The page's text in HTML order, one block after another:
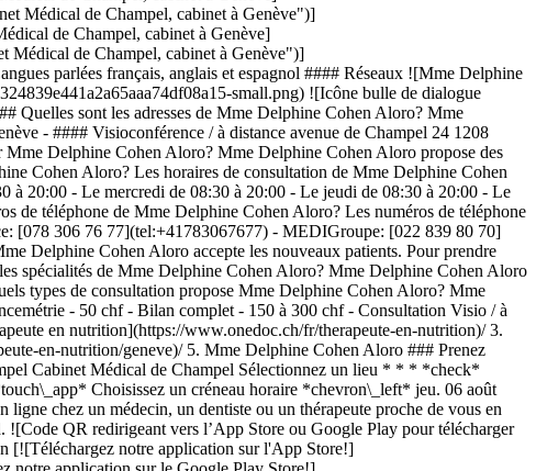
Médical de Champel, cabinet à Genève")]
de Champel, cabinet à Genève]
Médical de Champel, cabinet à Genève")]
parlées français, anglais et espagnol #### Réseaux ![Mme Delphine
small.png) ![Icône bulle de dialogue
Quelles sont les adresses de Mme Delphine Cohen Aloro? Mme
- #### Visioconférence / à distance avenue de Champel 24 1208
Delphine Cohen Aloro? Mme Delphine Cohen Aloro propose des
Cohen Aloro? Les horaires de consultation de Mme Delphine Cohen
20:00 - Le mercredi de 08:30 à 20:00 - Le jeudi de 08:30 à 20:00 - Le
de téléphone de Mme Delphine Cohen Aloro? Les numéros de téléphone
[078 306 76 77](tel:+41783067677) - MEDIGroupe: [022 839 80 70]
Delphine Cohen Aloro accepte les nouveaux patients. Pour prendre
spécialités de Mme Delphine Cohen Aloro? Mme Delphine Cohen Aloro
types de consultation propose Mme Delphine Cohen Aloro? Mme
- 50 chf - Bilan complet - 150 à 300 chf - Consultation Visio / à
médecine interne générale à Genève](https://www.onedoc.ch/fr/specialiste-en-medecine-interne-generale/geneve)[Réflexologue à Genève](https://www.onedoc.ch/fr/reflexologue/geneve)[Médecin-dentiste à Genève](https://www.onedoc.ch/fr/medecin-dentiste/geneve)[Acupuncteur à Genève](https://www.onedoc.ch/fr/acupuncteur/geneve)[Spécialiste en Médecine Traditionnelle Chinoise (MTC) à Genève](https://www.onedoc.ch/fr/specialiste-en-medecine-traditionnelle-chinoise-mtc/geneve)[Physiothérapeute du sport à Genève](https://www.onedoc.ch/fr/physiotherapeute-du-sport/geneve)[Psychothérapeute à Genève](https://www.onedoc.ch/fr/psychotherapeute/geneve)[Masseur thérapeutique à Genève](https://www.onedoc.ch/fr/masseur-therapeutique/geneve)[Gynécologue obstétricien à Genève](https://www.onedoc.ch/fr/gynecologue-obstetricien/geneve)[Ostéopathe à Genève](https://www.onedoc.ch/fr/osteopathe/geneve)[Thérapeute en nutrition MCO à Genève](https://www.onedoc.ch/fr/therapeute-en-nutrition-mco/geneve)[Ophtalmologue à Genève](https://www.onedoc.ch/fr/ophtalmologue/geneve)[Pédiatre à Genève](https://www.onedoc.ch/fr/pediatre/geneve)[Thérapeute en nutrition à Genève](https://www.onedoc.ch/fr/therapeute-en-nutrition/geneve)[Thérapeute en hypnose à Genève](https://www.onedoc.ch/fr/therapeute-en-hypnose/geneve)[Spécialiste en médecine esthétique à Genève](https://www.onedoc.ch/fr/specialiste-en-medecine-esthetique/geneve) *keyboard\_arrow\_right* ## Annuaire des professionnels de santé suisses [Liste des praticiens](https://www.onedoc.ch/fr/annuaire) [A](https://www.onedoc.ch/fr/annuaire/A) [B](https://www.onedoc.ch/fr/annuaire/B) [C](https://www.onedoc.ch/fr/annuaire/C) [D](https://www.onedoc.ch/fr/annuaire/D) [E](https://www.onedoc.ch/fr/annuaire/E) [F](https://www.onedoc.ch/fr/annuaire/F) [G](https://www.onedoc.ch/fr/annuaire/G) [H](https://www.onedoc.ch/fr/annuaire/H) [I](https://www.onedoc.ch/fr/annuaire/I) [J](https://www.onedoc.ch/fr/annuaire/J) [K](https://www.onedoc.ch/fr/annuaire/K) [L](https://www.onedoc.ch/fr/annuaire/L) [M](https://www.onedoc.ch/fr/annuaire/M) [N](https://www.onedoc.ch/fr/annuaire/N) [O](https://www.onedoc.ch/fr/annuaire/O) [P](https://www.onedoc.ch/fr/annuaire/P) [Q](https://www.onedoc.ch/fr/annuaire/Q) [R](https://www.onedoc.ch/fr/annuaire/R) [S](https://www.onedoc.ch/fr/annuaire/S) [T](https://www.onedoc.ch/fr/annuaire/T) [U](https://www.onedoc.ch/fr/annuaire/U) [V](https://www.onedoc.ch/fr/annuaire/V) [W](https://www.onedoc.ch/fr/annuaire/W) [X](https://www.onedoc.ch/fr/annuaire/X) [Y](https://www.onedoc.ch/fr/annuaire/Y) [Z](https://www.onedoc.ch/fr/annuaire/Z) ## OneDoc [Pour les professionnels de santé](https://info.onedoc.ch/fr/) [À propos de nous](https://info.onedoc.ch/fr/raison-d-etre/) [Presse](https://info.onedoc.ch/fr/presse/) [Carrières](https://career.onedoc.ch/fr) [Centre de confidentialité](https://privacy.onedoc.ch/fr/) [Gestion des cookies](javascript:Didomi.preferences.show%28%29) [Centre d'aide](https://help.onedoc.ch/fr/) ## Langues [Deutsch](https://www.onedoc.ch/de/ernahrungsberaterin/genf/pckk7/delphine-cohen-aloro) [Français](https://www.onedoc.ch/fr/therapeute-en-nutrition/geneve/pckk7/delphine-cohen-aloro) [Italiano](https://www.onedoc.ch/it/terapista-della-nutrizione/ginevra/pckk7/delphine-cohen-aloro) [English](https://www.onedoc.ch/en/nutrition-therapist/geneva/pckk7/delphine-cohen-aloro) ## Spécialités associées [Thérapeute en nutrition à Genève](https://www.onedoc.ch/fr/therapeute-en-nutrition/geneve) [Thérapeute en nutrition à Carouge](https://www.onedoc.ch/fr/therapeute-en-nutrition/carouge) [Thérapeute en nutrition à Nyon](https://www.onedoc.ch/fr/therapeute-en-nutrition/nyon) [Thérapeute en nutrition à Chêne-Bourg](https://www.onedoc.ch/fr/therapeute-en-nutrition/chene-bourg) [Thérapeute en nutrition à Gland](https://www.onedoc.ch/fr/therapeute-en-nutrition/gland) [Thérapeute en nutrition à Vernier](https://www.onedoc.ch/fr/therapeute-en-nutrition/vernier) [Thérapeute en nutrition à Morges](https://www.onedoc.ch/fr/therapeute-en-nutrition/morges) [Thérapeute en nutrition à Plan-les-Ouates](https://www.onedoc.ch/fr/therapeute-en-nutrition/plan-les-ouates) [Thérapeute en nutrition à Rolle](https://www.onedoc.ch/fr/therapeute-en-nutrition/rolle) [Thérapeute en nutrition à Saint-Sulpice](https://www.onedoc.ch/fr/therapeute-en-nutrition/saint-sulpice) [Thérapeute en nutrition à Meyrin](https://www.onedoc.ch/fr/therapeute-en-nutrition/meyrin) [Thérapeute en nutrition à Versoix](https://www.onedoc.ch/fr/therapeute-en-nutrition/versoix) [Thérapeute en nutrition à Yens](https://www.onedoc.ch/fr/therapeute-en-nutrition/yens) [Thérapeute en nutrition à Collonge-Bellerive](https://www.onedoc.ch/fr/therapeute-en-nutrition/collonge-bellerive) [Thérapeute en nutrition à Le Grand-Saconnex](https://www.onedoc.ch/fr/therapeute-en-nutrition/le-grand-saconnex) [Thérapeute en nutrition à Lancy](https://www.onedoc.ch/fr/therapeute-en-nutrition/lancy) [Thérapeute en nutrition à Onex](https://www.onedoc.ch/fr/therapeute-en-nutrition/onex) [Thérapeute en nutrition à Vandœuvres](https://www.onedoc.ch/fr/therapeute-en-nutrition/vand%C5%93uvres) [Thérapeute en nutrition à Vésenaz](https://www.onedoc.ch/fr/therapeute-en-nutrition/vesenaz) [Thérapeute en nutrition à Bassins](https://www.onedoc.ch/fr/therapeute-en-nutrition/bassins) [Thérapeute en nutrition à Coppet](https://www.onedoc.ch/fr/therapeute-en-nutrition/coppet) ## Recherches fréquentes [Physiothérapeute à Genève](https://www.onedoc.ch/fr/physiotherapeute/geneve) [Psychologue à Genève](https://www.onedoc.ch/fr/psychologue/geneve) [Médecin généraliste à Genève](https://www.onedoc.ch/fr/medecin-generaliste/geneve) [Thérapeute en drainage lymphatique à Genève](https://www.